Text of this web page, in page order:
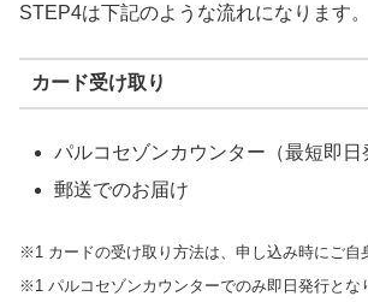
STEP4は下記のような流れになります。
カード受け取り
パルコ セゾンカウンター（最短即
郵送でのお届け
※1 カードの受け取り方法は、申し込み時にご自
※1 パルコ セゾンカウンターでのみ即日発行とな